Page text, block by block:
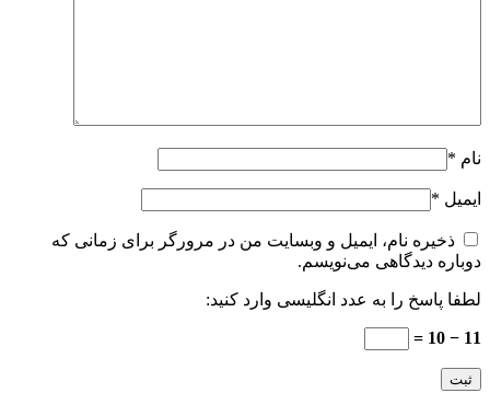
نام *
ایمیل *
ذخیره نام، ایمیل و وبسایت من در مرورگر برای زمانی که
دوباره دیدگاهی می‌نویسم.
لطفا پاسخ را به عدد انگلیسی وارد کنید:
11 − 10 =